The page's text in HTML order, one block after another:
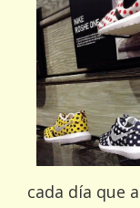
cada día que